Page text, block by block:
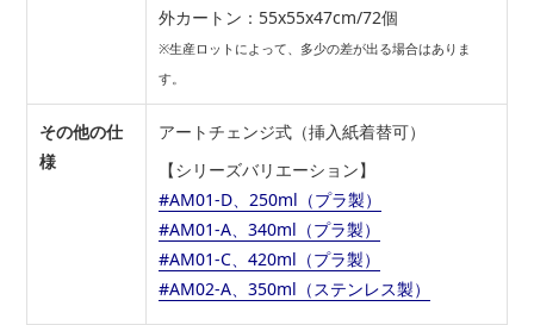
外カートン：55x55x47cm/72個
※生産ロットによって、多少の差が出る場合はありま
す。
その他の仕
様
アートチェンジ式（挿入紙着替可）
【シリーズバリエーション】
#AM01-D、250ml（プラ製）
#AM01-A、340ml（プラ製）
#AM01-C、420ml（プラ製）
#AM02-A、350ml（ステンレス製）